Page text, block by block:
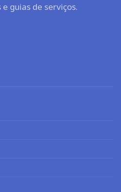
guias de serviços.